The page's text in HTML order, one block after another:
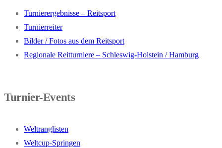
Turnierergebnisse – Reitsport
Turnierreiter
Bilder / Fotos aus dem Reitsport
Regionale Reitturniere – Schleswig-Holstein / Hamburg
Turnier-Events
Weltranglisten
Weltcup-Springen